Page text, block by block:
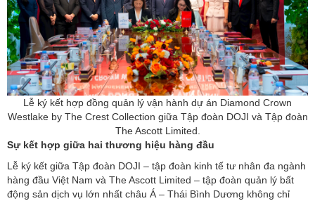
Lễ ký kết hợp đồng quản lý vận hành dự án Diamond Crown
Westlake by The Crest Collection giữa Tập đoàn DOJI và Tập đoàn
The Ascott Limited.
Sự kết hợp giữa hai thương hiệu hàng đầu
Lễ ký kết giữa Tập đoàn DOJI – tập đoàn kinh tế tư nhân đa ngành
hàng đầu Việt Nam và The Ascott Limited – tập đoàn quản lý bất
động sản dịch vụ lớn nhất châu Á – Thái Bình Dương không chỉ